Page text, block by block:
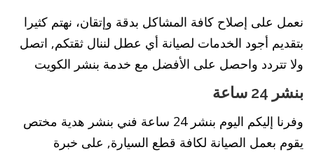
نعمل على إصلاح كافة المشاكل بدقة وإتقان، نهتم كثيرا
بتقديم أجود الخدمات لصيانة أي عطل لننال ثقتكم, اتصل
ولا تتردد واحصل على الأفضل مع خدمة بنشر الكويت
بنشر 24 ساعة
وفرنا إليكم اليوم بنشر 24 ساعة فني بنشر هدية مختص
يقوم بعمل الصيانة لكافة قطع السيارة, على خبرة